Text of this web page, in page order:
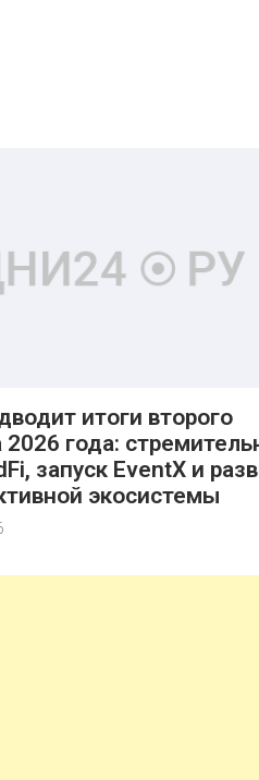
итоги второго
2026 года:
запуск EventX и
экосистемы